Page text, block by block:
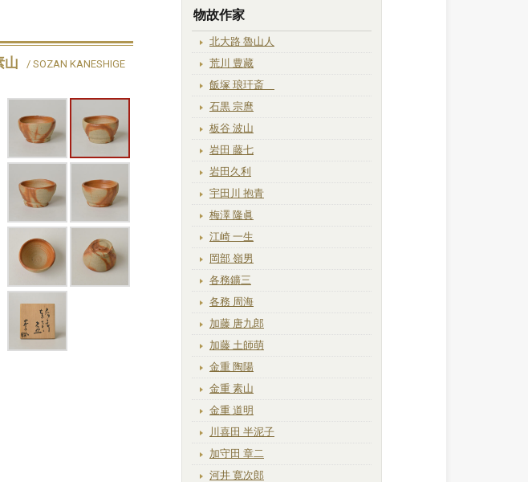
山 / SOZAN KANESHIGE
物故作家
北大路 魯山人
荒川 豊藏
飯塚 琅玕斎
石黒 宗麿
板谷 波山
岩田 藤七
岩田久利
宇田川 抱青
梅澤 隆眞
江崎 一生
岡部 嶺男
各務鑛三
各務 周海
加藤 唐九郎
加藤 土師萌
金重 陶陽
金重 素山
金重 道明
川喜田 半泥子
加守田 章二
河井 寛次郎